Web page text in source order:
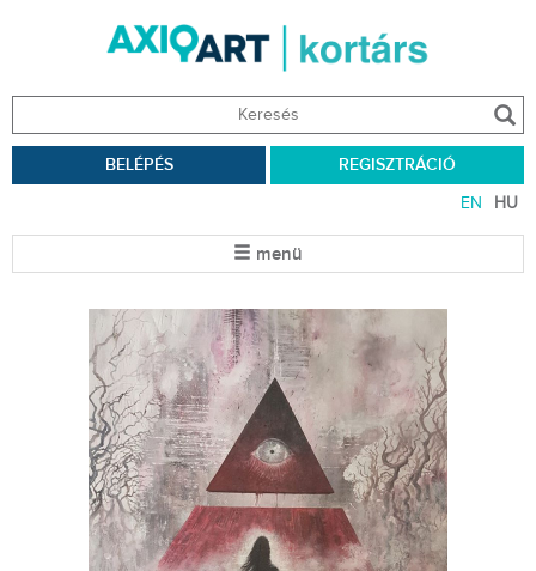
BELÉPÉS REGISZTRÁCIÓ
EN HU
menü